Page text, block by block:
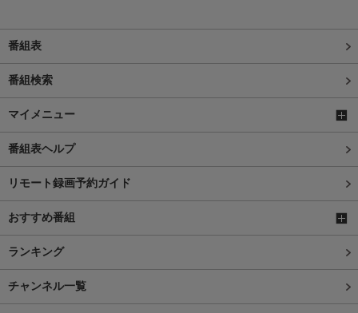
番組表
番組検索
マイメニュー
番組表ヘルプ
リモート録画予約ガイド
おすすめ番組
ランキング
チャンネル一覧